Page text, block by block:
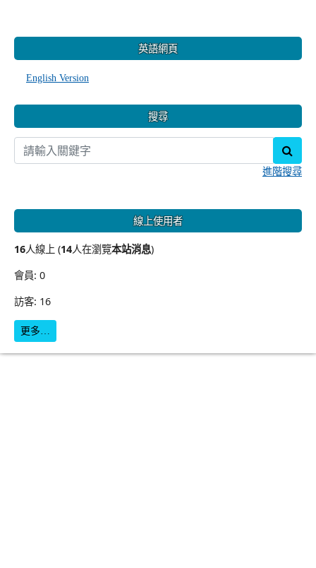
英語網頁
English Version
搜尋
進階搜尋
線上使用者
16人線上 (14人在瀏覽本站消息)
會員: 0
訪客: 16
更多…